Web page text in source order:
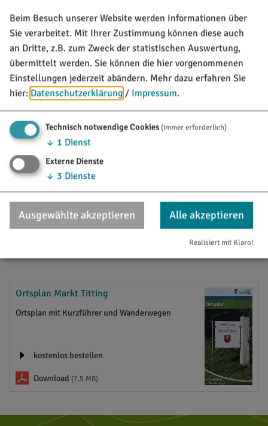
Fahrbahndecke
gute Fahrbahndecke (Asphalt und gute wassergebundene
Fahrbahnoberflächen)
zum Teil Wirtschafts- und Forstwege mit teilweise grober
Fahrbahndecke bzw. Wiesenwegen
Ausschilderung
einfache Beschilderung streckenweise ergänzt mit
Wegweisern und Kilometerangaben
Tourist-Information Titting
Marktstraße 21
85135 Titting
Tel.: 08423/9921-28
Fax: 08423/985594
48°59'44.02''N 11°12'37.8''E
Ortsplan Markt Titting
Ortsplan mit Kurzführer und Wanderwegen
kostenlos bestellen
Download (7,5 MB)
Beim Besuch unserer Website werden Informationen über
Sie verarbeitet. Mit Ihrer Zustimmung können diese auch
an Dritte, z.B. zum Zweck der statistischen Auswertung,
übermittelt werden. Sie können die hier vorgenommenen
Einstellungen jederzeit abändern. Mehr dazu erfahren Sie
hier: Datenschutzerklärung / Impressum.
Technisch notwendige Cookies(immer erforderlich)
↓ 1 Dienst
Externe Dienste
↓ 3 Dienste
Ausgewählte akzeptieren Alle akzeptieren
Realisiert mit Klaro!